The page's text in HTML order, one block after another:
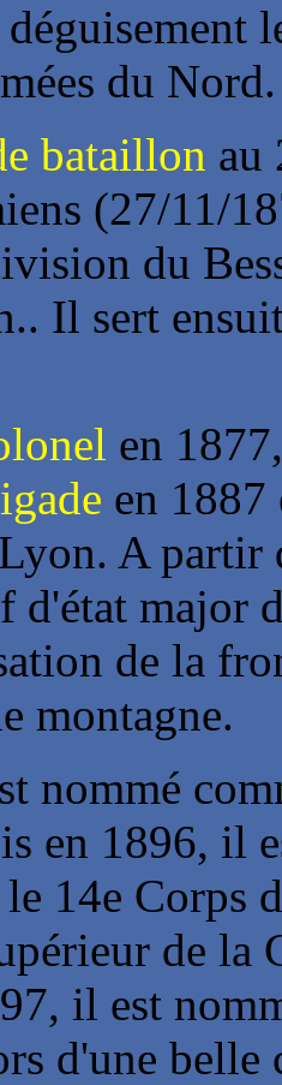
déguisement
du Nord.
bataillon au
(27/11/
du
Il sert
en
en 1887
A partir
d'état major
de la
montagne.
nommé
en 1896, il
14e Corps
de la
il est
d'une belle